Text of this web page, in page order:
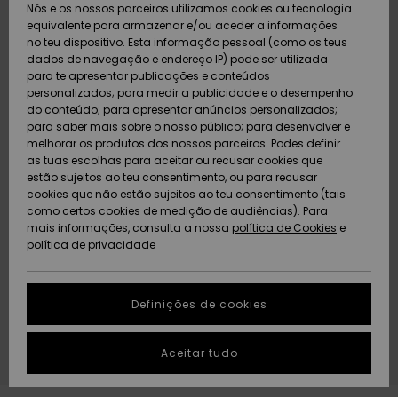
Calçado e
chinelos
Surfe/água
Snow
Artigos
recém-
chegados
Coleções
Calçado e
chinelos
Surfe/água
Neve
Artigos
recém-
chegados
Highlights
Highlights
Snow
SURF
Highlights
Community
SNOW
Criança
Snow Shop
Feminino
Highlights
Community
DUPLA
PROMO
Outlet
Mulher
AJUDA
Pagamento
Cartão
presente
Quiksilver
Freedom
Protecção de
dados
Guia de
tamanhos
conversa para
obteres a
resposta mais
SUSTAINABILITY
PRESENTE
Nós e os nossos parceiros utilizamos cookies ou tecnologia
equivalente para armazenar e/ou aceder a informações
no teu dispositivo. Esta informação pessoal (como os teus
dados de navegação e endereço IP) pode ser utilizada
para te apresentar publicações e conteúdos
personalizados; para medir a publicidade e o desempenho
do conteúdo; para apresentar anúncios personalizados;
para saber mais sobre o nosso público; para desenvolver e
melhorar os produtos dos nossos parceiros. Podes definir
as tuas escolhas para aceitar ou recusar cookies que
estão sujeitos ao teu consentimento, ou para recusar
cookies que não estão sujeitos ao teu consentimento (tais
como certos cookies de medição de audiências). Para
mais informações, consulta a nossa política de Cookies e
política de privacidade
Definições de cookies
Aceitar tudo